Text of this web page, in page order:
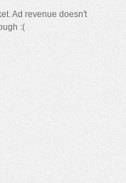
Ad revenue doesn't
:(